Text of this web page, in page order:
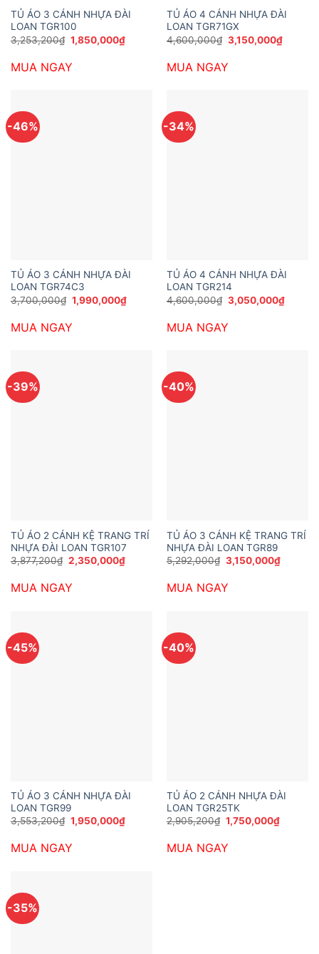
TỦ ÁO 3 CÁNH NHỰA ĐÀI
LOAN TGR100
3,253,200₫ Giá
gốc
3,253,200₫.
1,850,000₫Giá
hiện
MUA NGAY
TỦ ÁO 4 CÁNH NHỰA ĐÀI
LOAN TGR71GX
4,600,000₫ Giá
gốc
4,600,000₫.
3,150,000₫Giá
hiện
MUA NGAY
-46%
TỦ ÁO 3 CÁNH NHỰA ĐÀI
LOAN TGR74C3
3,700,000₫ Giá
gốc
3,700,000₫.
1,990,000₫Giá
hiện
MUA NGAY
-34%
TỦ ÁO 4 CÁNH NHỰA ĐÀI
LOAN TGR214
4,600,000₫ Giá
gốc
4,600,000₫.
3,050,000₫Giá
hiện
MUA NGAY
-39%
TỦ ÁO 2 CÁNH KỆ TRANG TRÍ
NHỰA ĐÀI LOAN TGR107
3,877,200₫ Giá
gốc
3,877,200₫.
2,350,000₫Giá
hiện
MUA NGAY
-40%
TỦ ÁO 3 CÁNH KỆ TRANG TRÍ
NHỰA ĐÀI LOAN TGR89
5,292,000₫ Giá
gốc
5,292,000₫.
3,150,000₫Giá
hiện
MUA NGAY
-45%
TỦ ÁO 3 CÁNH NHỰA ĐÀI
LOAN TGR99
3,553,200₫ Giá
gốc
3,553,200₫.
1,950,000₫Giá
hiện
MUA NGAY
-40%
TỦ ÁO 2 CÁNH NHỰA ĐÀI
LOAN TGR25TK
2,905,200₫ Giá
gốc
2,905,200₫.
1,750,000₫Giá
hiện
MUA NGAY
-35%